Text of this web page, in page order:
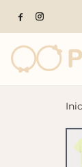
Productos